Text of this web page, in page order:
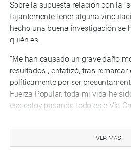
Sobre la supuesta relación con la
tajantemente tener alguna
hecho una buena investigación se
quién es.
“Me han causado un grave daño
resultados”, enfatizó, tras
políticamente por ser
Fuerza Popular, toda mi vida he
eso estoy pasando todo este Vía
Rusia dijo que no ha recibido
rotundamente que el actual
VER MÁS